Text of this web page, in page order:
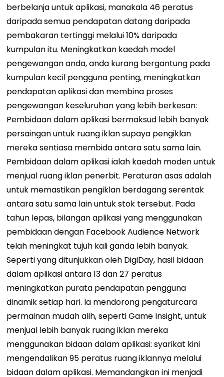
berbelanja untuk aplikasi, manakala 46 peratus
daripada semua pendapatan datang daripada
pembakaran tertinggi melalui 10% daripada
kumpulan itu. Meningkatkan kaedah model
pengewangan anda, anda kurang bergantung pada
kumpulan kecil pengguna penting, meningkatkan
pendapatan aplikasi dan membina proses
pengewangan keseluruhan yang lebih berkesan:
Pembidaan dalam aplikasi bermaksud lebih banyak
persaingan untuk ruang iklan supaya pengiklan
mereka sentiasa membida antara satu sama lain.
Pembidaan dalam aplikasi ialah kaedah moden untuk
menjual ruang iklan penerbit. Peraturan asas adalah
untuk memastikan pengiklan berdagang serentak
antara satu sama lain untuk stok tersebut. Pada
tahun lepas, bilangan aplikasi yang menggunakan
pembidaan dengan Facebook Audience Network
telah meningkat tujuh kali ganda lebih banyak.
Seperti yang ditunjukkan oleh DigiDay, hasil bidaan
dalam aplikasi antara 13 dan 27 peratus
meningkatkan purata pendapatan pengguna
dinamik setiap hari. Ia mendorong pengaturcara
permainan mudah alih, seperti Game Insight, untuk
menjual lebih banyak ruang iklan mereka
menggunakan bidaan dalam aplikasi: syarikat kini
mengendalikan 95 peratus ruang iklannya melalui
bidaan dalam aplikasi. Memandangkan ini menjadi